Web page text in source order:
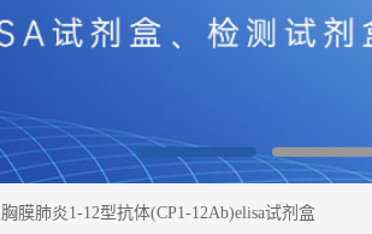
膜肺炎1-12型抗体(CP1-12Ab)elisa试剂盒